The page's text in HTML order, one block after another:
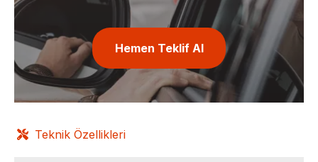
Hemen Teklif Al
Teknik Özellikleri